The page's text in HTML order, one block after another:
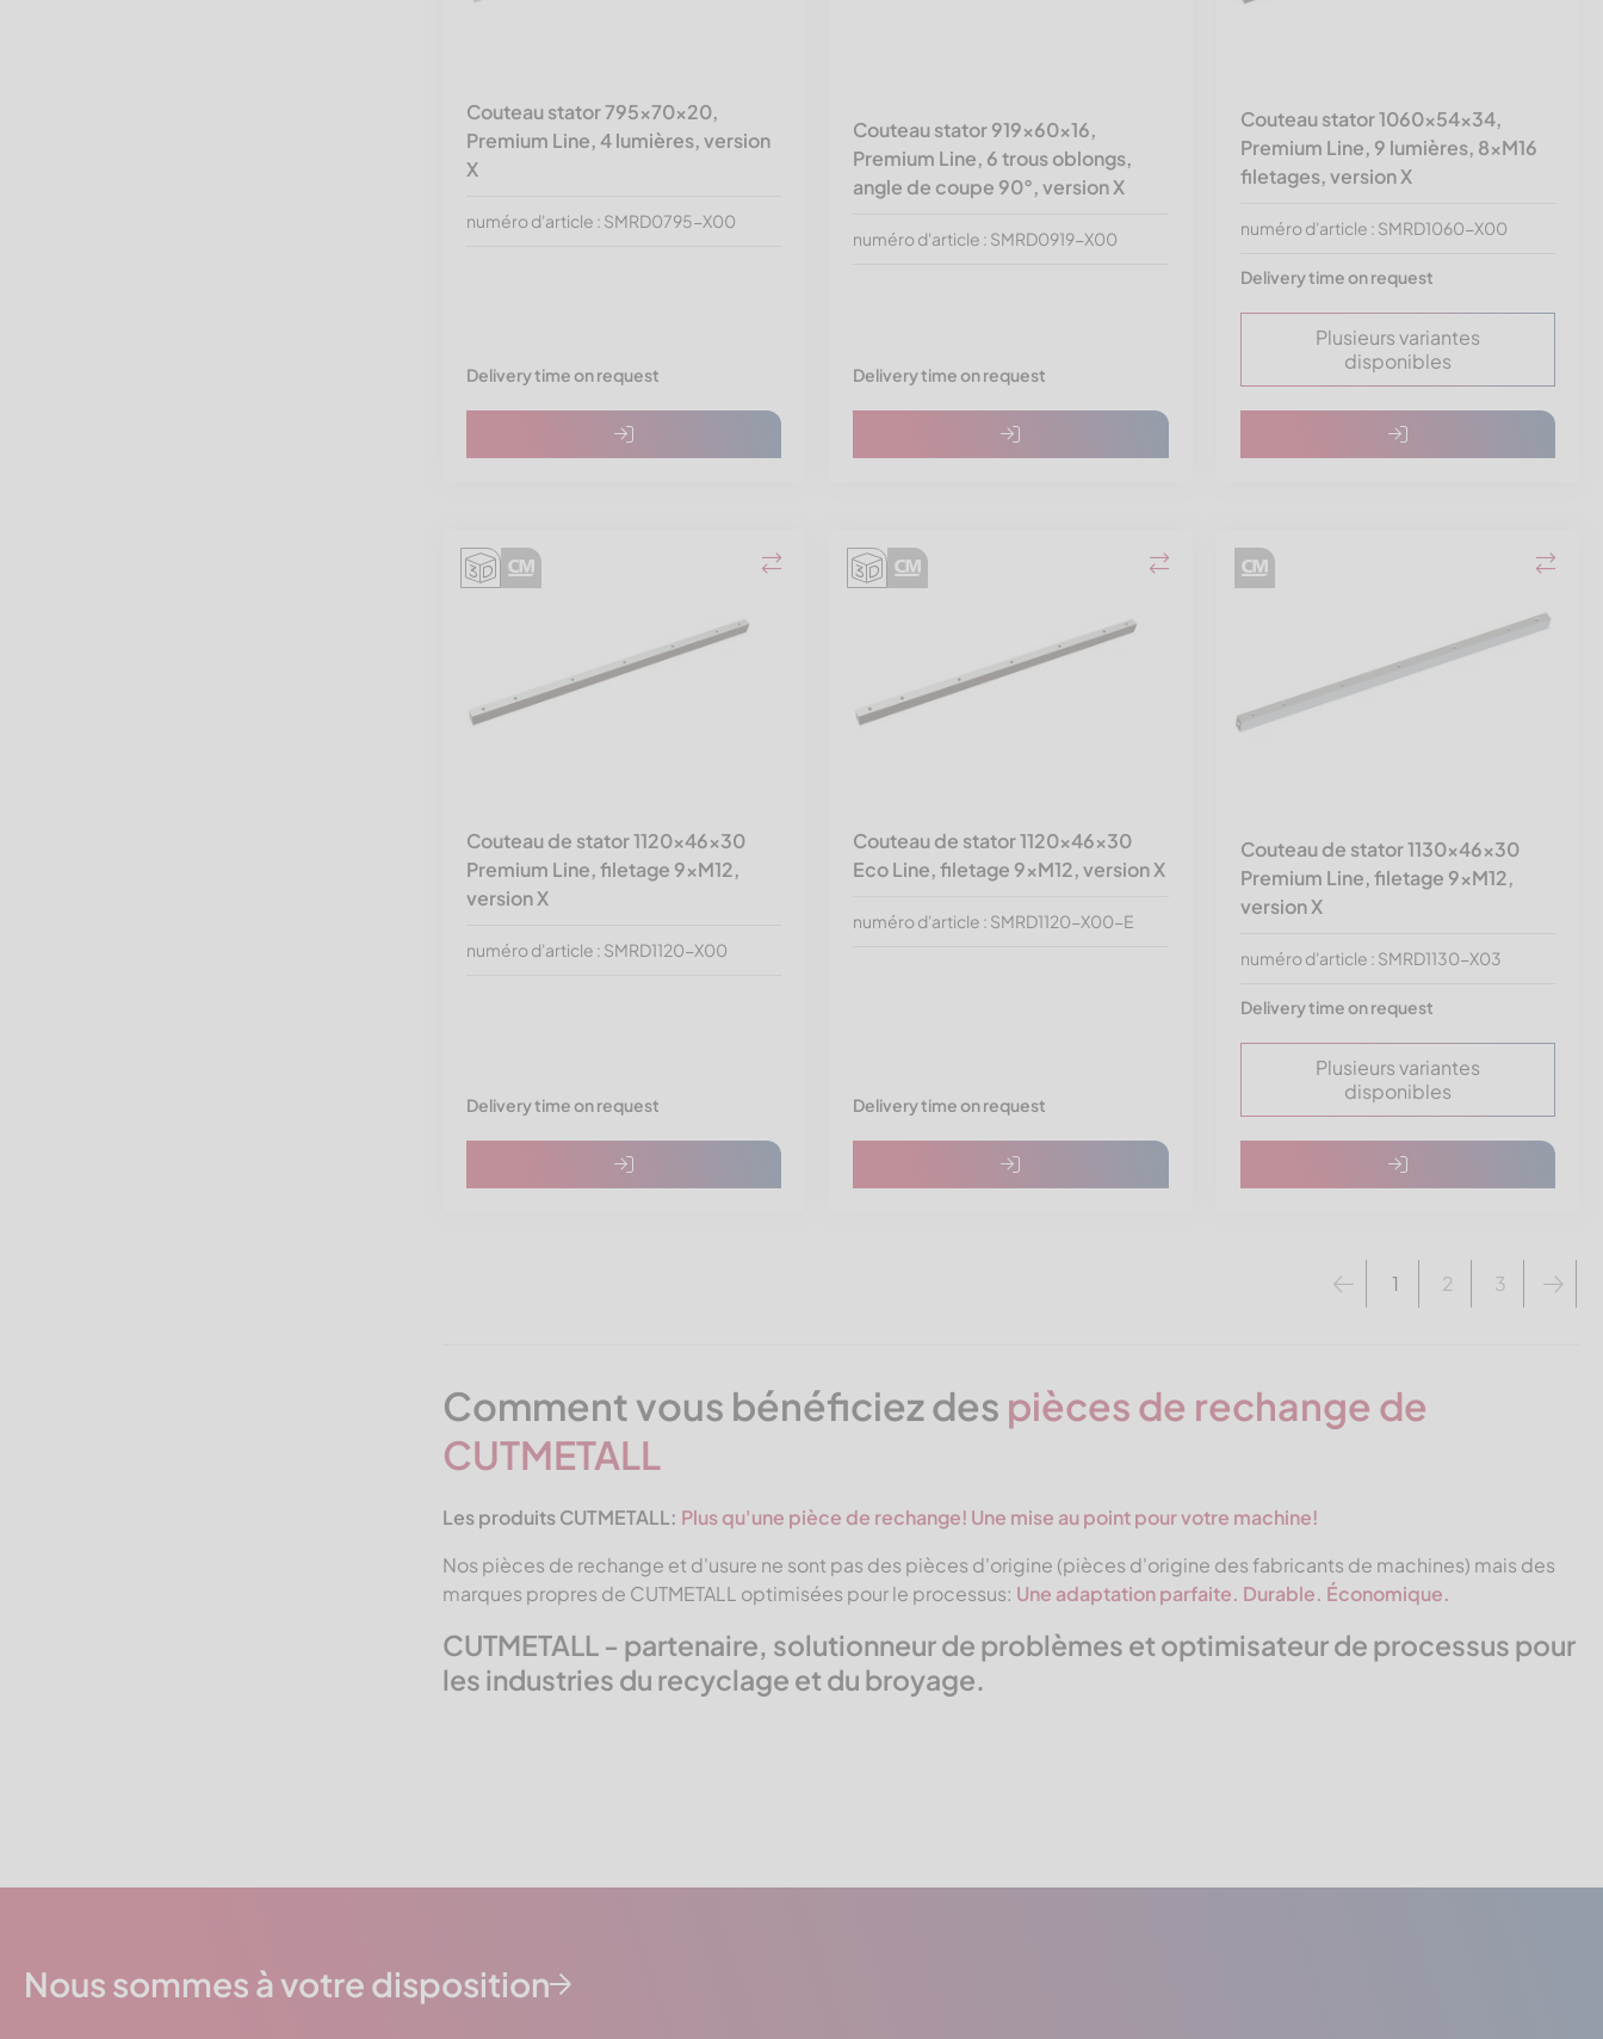
Couteau stator 795x70x20,
Premium Line, 4 lumières, version
X
numéro d'article : SMRD0795-X00
Delivery time on request
Couteau stator 919x60x16,
Premium Line, 6 trous oblongs,
angle de coupe 90°, version X
numéro d'article : SMRD0919-X00
Delivery time on request
Couteau stator 1060x54x34,
Premium Line, 9 lumières, 8xM16
filetages, version X
numéro d'article : SMRD1060-X00
Delivery time on request
Plusieurs variantes
disponibles
Couteau de stator 1120x46x30
Premium Line, filetage 9xM12,
version X
numéro d'article : SMRD1120-X00
Delivery time on request
Couteau de stator 1120x46x30
Eco Line, filetage 9xM12, version X
numéro d'article : SMRD1120-X00-E
Delivery time on request
Couteau de stator 1130x46x30
Premium Line, filetage 9xM12,
version X
numéro d'article : SMRD1130-X03
Delivery time on request
Plusieurs variantes
disponibles
1 2 3
Comment vous bénéficiez des pièces de rechange de
CUTMETALL
Les produits CUTMETALL: Plus qu'une pièce de rechange! Une mise au point pour votre machine!
Nos pièces de rechange et d'usure ne sont pas des pièces d'origine (pièces d'origine des fabricants de machines) mais des
marques propres de CUTMETALL optimisées pour le processus: Une adaptation parfaite. Durable. Économique.
CUTMETALL - partenaire, solutionneur de problèmes et optimisateur de processus pour
les industries du recyclage et du broyage.
Nous sommes à votre disposition